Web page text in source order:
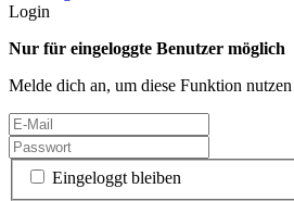
Login
Nur für eingeloggte Benutzer möglich
Melde dich an, um diese Funktion
Eingeloggt bleiben